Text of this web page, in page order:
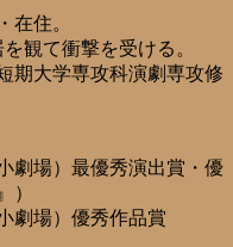
在住。
観て衝撃を受ける。
期大学専攻科演劇専攻修
劇場）最優秀演出賞・優
）
劇場）優秀作品賞